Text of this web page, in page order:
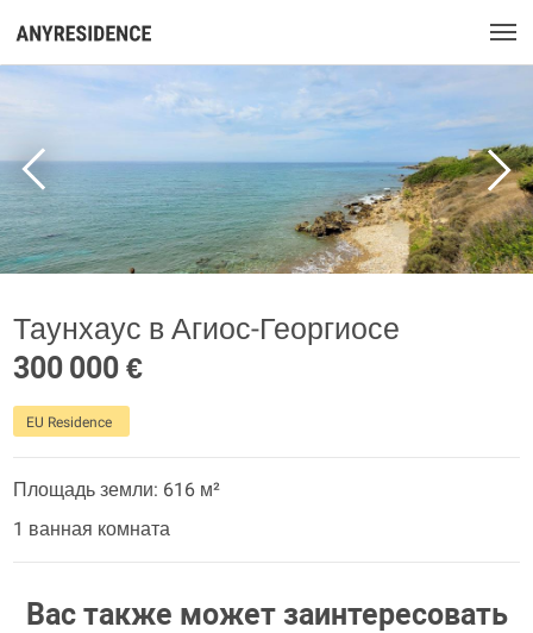
Таунхаус в Агиос-Георгиосе
300 000 €
EU Residence
Площадь земли: 616 м²
1 ванная комната
Вас также может заинтересовать